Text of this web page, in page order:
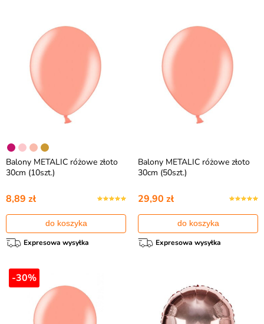
Balony METALIC różowe złoto
30cm (10szt.)
8,89 zł
do koszyka
Expresowa wysyłka
Balony METALIC różowe złoto
30cm (50szt.)
29,90 zł
do koszyka
Expresowa wysyłka
-30%